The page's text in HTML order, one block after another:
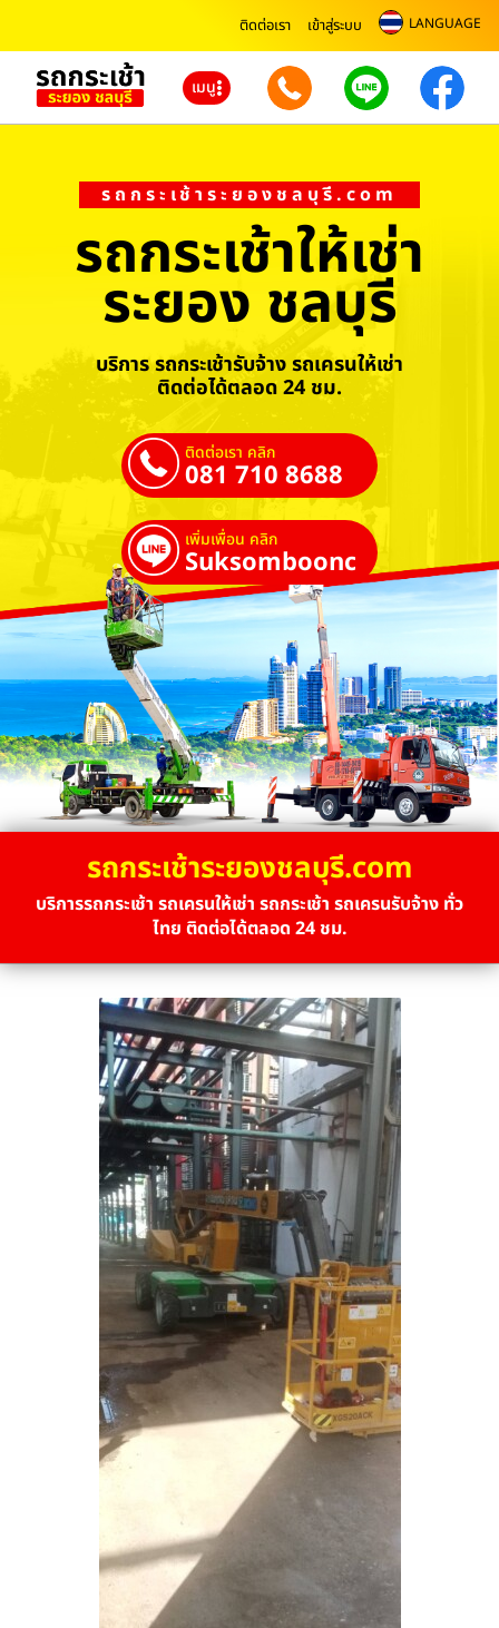
ติดต่อเรา เข้าสู่ระบบ LANGUAGE
เมนู
รถกระเช้าระยองชลบุรี.com
รถกระเช้าให้เช่า
ระยอง ชลบุรี
บริการ รถกระเช้ารับจ้าง รถเครนให้เช่า
ติดต่อได้ตลอด 24 ชม.
ติดต่อเรา คลิก
081 710 8688
เพิ่มเพื่อน คลิก
Suksombooncrane
รถกระเช้าระยองชลบุรี.com
บริการรถกระเช้า รถเครนให้เช่า รถกระเช้า รถเครนรับจ้าง ทั่ว
ไทย ติดต่อได้ตลอด 24 ชม.